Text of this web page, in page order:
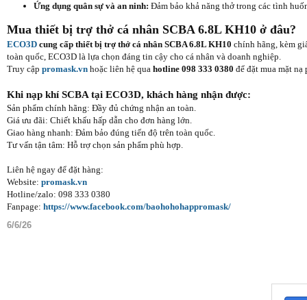
Ứng dụng quân sự và an ninh: Đảm bảo khả năng thở trong các tình
Mua thiết bị trợ thở cá nhân SCBA 6.8L KH10 ở đâu?
ECO3D cung cấp thiết bị trợ thở cá nhân SCBA 6.8L KH10 chính hãng, kèm
toàn quốc, ECO3D là lựa chọn đáng tin cậy cho cá nhân và doanh nghiệp.
Truy cập promask.vn hoặc liên hệ qua hotline 098 333 0380 để đặt mua mặt
Khi nạp khí SCBA tại ECO3D, khách hàng nhận được:
Sản phẩm chính hãng: Đầy đủ chứng nhận an toàn.
Giá ưu đãi: Chiết khấu hấp dẫn cho đơn hàng lớn.
Giao hàng nhanh: Đảm bảo đúng tiến độ trên toàn quốc.
Tư vấn tận tâm: Hỗ trợ chọn sản phẩm phù hợp.
Liên hệ ngay để đặt hàng:
Website: promask.vn
Hotline/zalo: 098 333 0380
Fanpage: https://www.facebook.com/baohohohappromask/
6/6/26